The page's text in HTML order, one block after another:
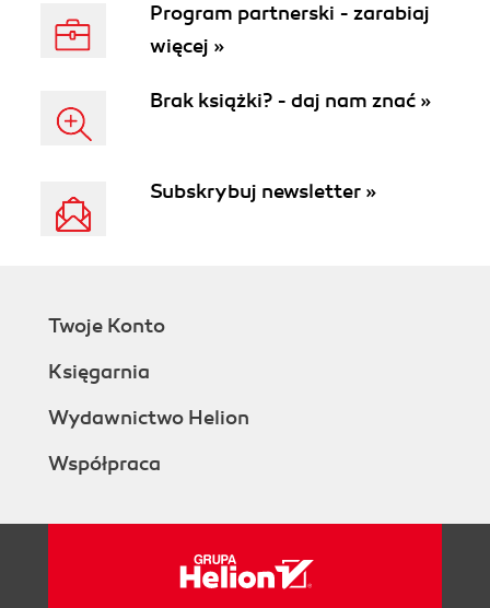
Program partnerski - zarabiaj
więcej »
Brak książki? - daj nam znać »
Subskrybuj newsletter »
Twoje Konto
Księgarnia
Wydawnictwo Helion
Współpraca